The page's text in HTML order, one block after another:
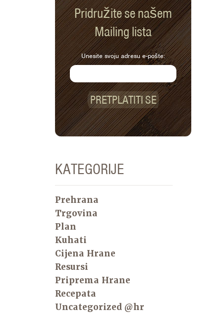
Pridružite se našem
Mailing lista
Unesite svoju adresu e-pošte:
PRETPLATITI SE
KATEGORIJE
Prehrana
Trgovina
Plan
Kuhati
Cijena Hrane
Resursi
Priprema Hrane
Recepata
Uncategorized @hr